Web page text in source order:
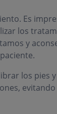
Es
los
y
los pies